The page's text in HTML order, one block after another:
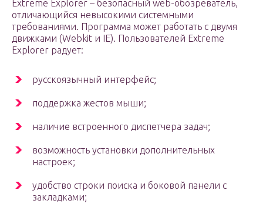
Extreme Explorer – безопасный web-обозреватель,
отличающийся невысокими системными
требованиями. Программа может работать с двумя
движками (Webkit и IE). Пользователей Extreme
Explorer радует:
русскоязычный интерфейс;
поддержка жестов мыши;
наличие встроенного диспетчера задач;
возможность установки дополнительных
настроек;
удобство строки поиска и боковой панели с
закладками;